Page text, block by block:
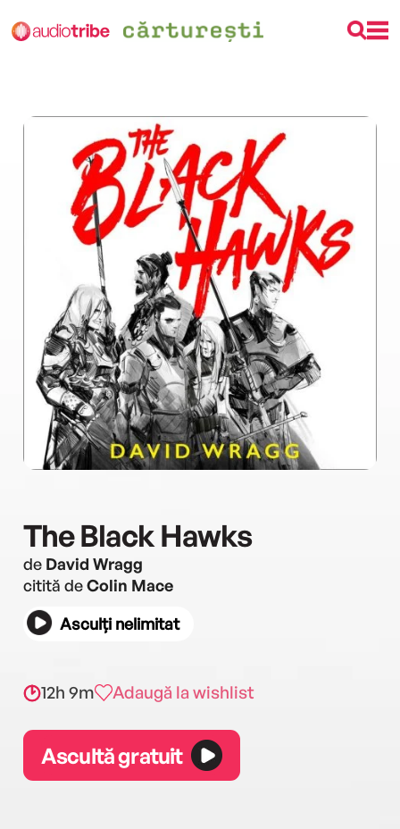
The Black Hawks
de David Wragg
citită deColin Mace
Asculți nelimitat
12h 9m Adaugă la wishlist
Ascultă gratuit